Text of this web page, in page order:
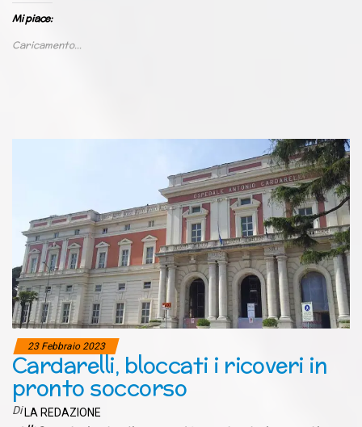
Mi piace:
Caricamento...
23 Febbraio 2023
Cardarelli, bloccati i ricoveri in
pronto soccorso
Di LA REDAZIONE